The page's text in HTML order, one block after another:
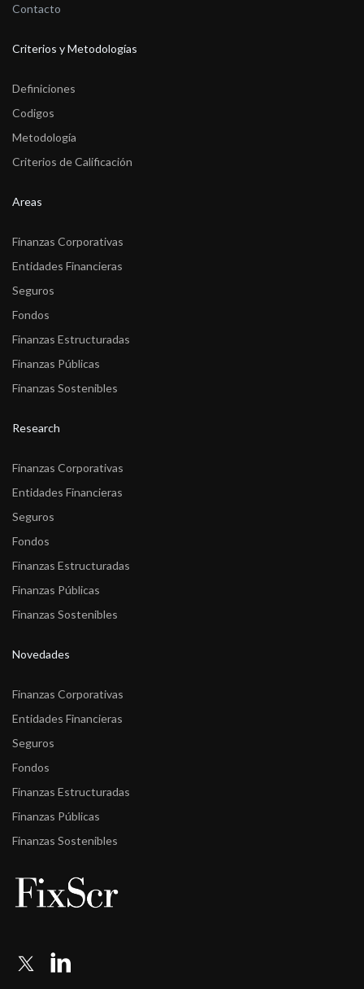
Contacto
Criterios y Metodologías
Definiciones
Codigos
Metodología
Criterios de Calificación
Areas
Finanzas Corporativas
Entidades Financieras
Seguros
Fondos
Finanzas Estructuradas
Finanzas Públicas
Finanzas Sostenibles
Research
Finanzas Corporativas
Entidades Financieras
Seguros
Fondos
Finanzas Estructuradas
Finanzas Públicas
Finanzas Sostenibles
Novedades
Finanzas Corporativas
Entidades Financieras
Seguros
Fondos
Finanzas Estructuradas
Finanzas Públicas
Finanzas Sostenibles